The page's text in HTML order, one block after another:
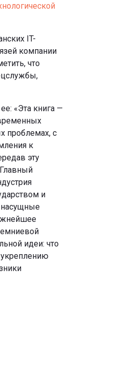
IT-
компании
что
«Эта книга —
проблемах, с
к
эту
и
насущные
идеи: что
укреплению